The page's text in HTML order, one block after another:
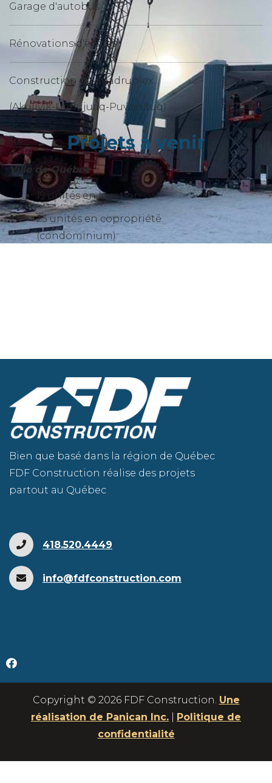
Garage d'autobus
Rénovations d'écoles
Construction de quadruplex
(Akulivik-Umiujuaq-Puvirnituq)
Projets à venir
Ville de Québec
19 unités en location
23 unités en copropriété
(condominium)
Bien que basé dans la région de Québec
FDF Construction réalise des projets
partout au Québec
418.520.4449
info@fdfconstruction.com
Copyright © 2026 FDF Construction. Une
réalisation de Panican Inc.
Politique de
confidentialité